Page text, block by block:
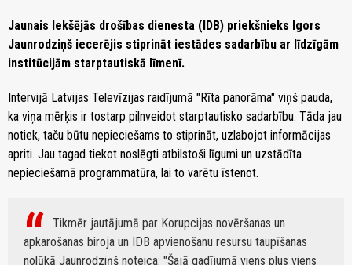
Jaunais Iekšējās drošības dienesta (IDB) priekšnieks Igors
Jaunrodziņš iecerējis stiprināt iestādes sadarbību ar līdzīgām
institūcijām starptautiskā līmenī.
Intervijā Latvijas Televīzijas raidījumā "Rīta panorāma" viņš pauda,
ka viņa mērķis ir tostarp pilnveidot starptautisko sadarbību. Tāda jau
notiek, taču būtu nepieciešams to stiprināt, uzlabojot informācijas
apriti. Jau tagad tiekot noslēgti atbilstoši līgumi un uzstādīta
nepieciešamā programmatūra, lai to varētu īstenot.
Tikmēr jautājumā par Korupcijas novēršanas un
apkarošanas biroja un IDB apvienošanu resursu taupīšanas
nolūkā Jaunrodziņš noteica: "Šajā gadījumā viens plus viens